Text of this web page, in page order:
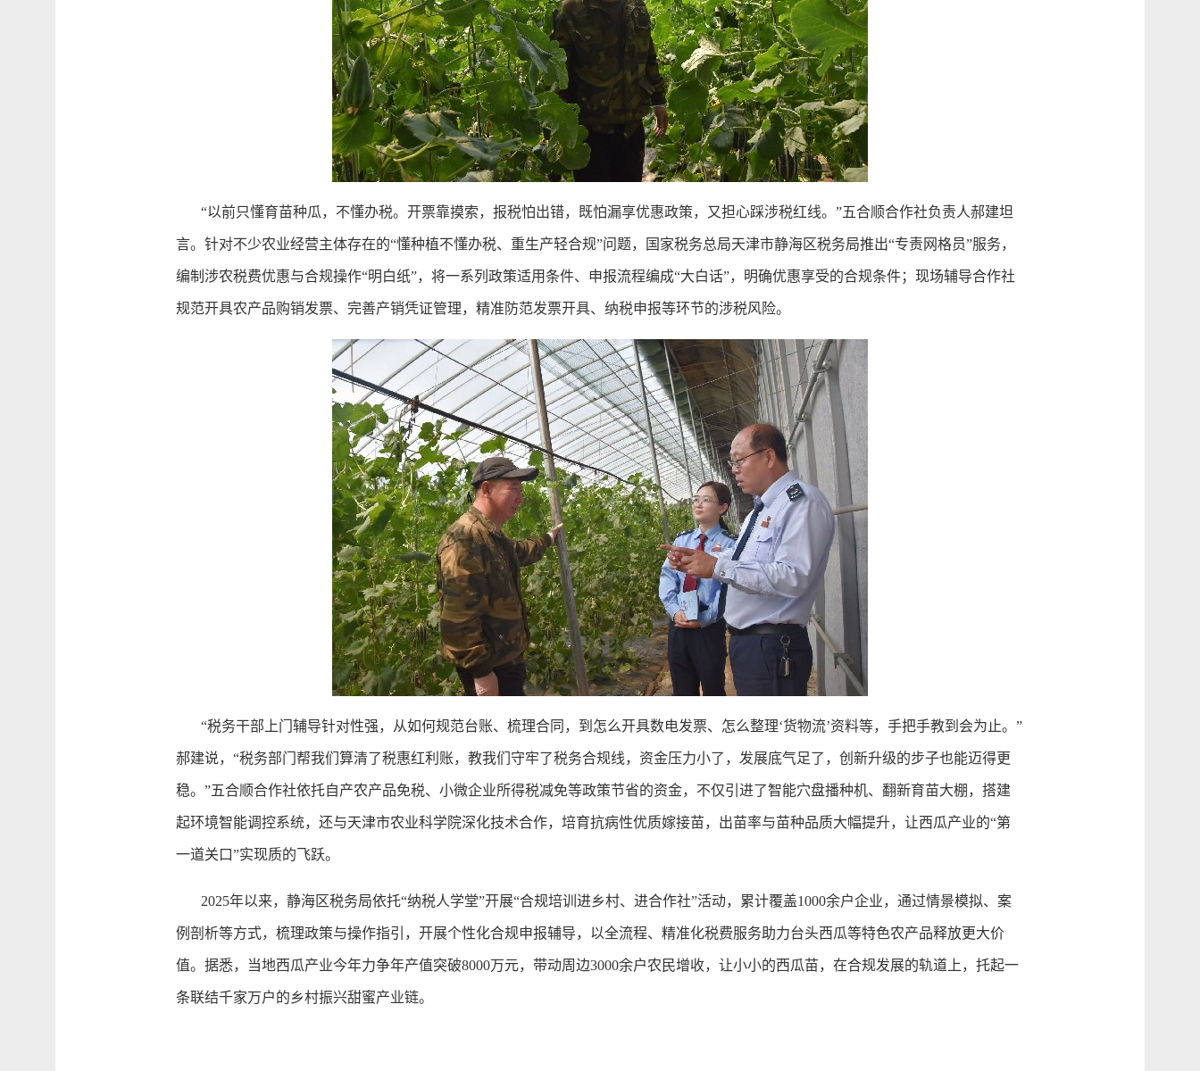
“以前只懂育苗种瓜，不懂办税。开票靠摸索，报税怕出错，既怕漏享优惠政策，又担心踩涉税红线。”五合顺合作社负责人郝建坦
言。针对不少农业经营主体存在的“懂种植不懂办税、重生产轻合规”问题，国家税务总局天津市静海区税务局推出“专责网格员”服务，
编制涉农税费优惠与合规操作“明白纸”，将一系列政策适用条件、申报流程编成“大白话”，明确优惠享受的合规条件；现场辅导合作社
规范开具农产品购销发票、完善产销凭证管理，精准防范发票开具、纳税申报等环节的涉税风险。
“税务干部上门辅导针对性强，从如何规范台账、梳理合同，到怎么开具数电发票、怎么整理‘货物流’资料等，手把手教到会为止。”
郝建说，“税务部门帮我们算清了税惠红利账，教我们守牢了税务合规线，资金压力小了，发展底气足了，创新升级的步子也能迈得更
稳。”五合顺合作社依托自产农产品免税、小微企业所得税减免等政策节省的资金，不仅引进了智能穴盘播种机、翻新育苗大棚，搭建
起环境智能调控系统，还与天津市农业科学院深化技术合作，培育抗病性优质嫁接苗，出苗率与苗种品质大幅提升，让西瓜产业的“第
一道关口”实现质的飞跃。
2025年以来，静海区税务局依托“纳税人学堂”开展“合规培训进乡村、进合作社”活动，累计覆盖1000余户企业，通过情景模拟、案
例剖析等方式，梳理政策与操作指引，开展个性化合规申报辅导，以全流程、精准化税费服务助力台头西瓜等特色农产品释放更大价
值。据悉，当地西瓜产业今年力争年产值突破8000万元，带动周边3000余户农民增收，让小小的西瓜苗，在合规发展的轨道上，托起一
条联结千家万户的乡村振兴甜蜜产业链。